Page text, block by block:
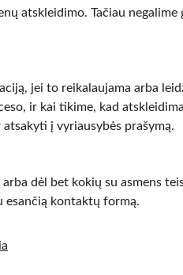
atskleidimo. Tačiau
jei to reikalaujama arba
ir kai tikime, kad
į vyriausybės prašymą.
dėl bet kokių su asmens
esančią kontaktų formą.